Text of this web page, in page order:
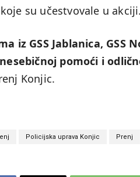
su učestvovale u akciji.
GSS Jablanica, GSS
pomoći i
Konjic.
Policijska uprava Konjic Prenj